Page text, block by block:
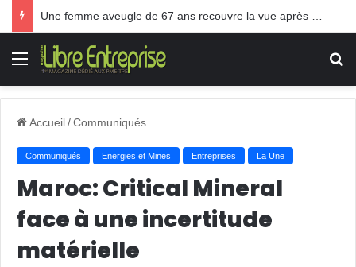
Menu
Accueil/Communiqués
Communiqués Energies et Mines Entreprises La Une
Maroc: Critical Mineral
face à une incertitude
matérielle